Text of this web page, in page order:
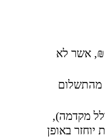
ביטול הרשמה למעון על ידי ההורה עד יום 31.05.2025 מחויב רק בדמי רישום בסך 133 ₪, אשר לא
כחלק מהתשלום
(כולל מקדמה),
באופן